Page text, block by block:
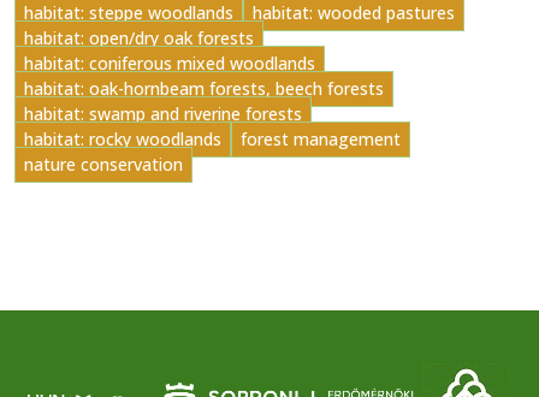
habitat: steppe woodlands
habitat: wooded pastures
habitat: open/dry oak forests
habitat: coniferous mixed woodlands
habitat: oak-hornbeam forests, beech forests
habitat: swamp and riverine forests
habitat: rocky woodlands
forest management
nature conservation